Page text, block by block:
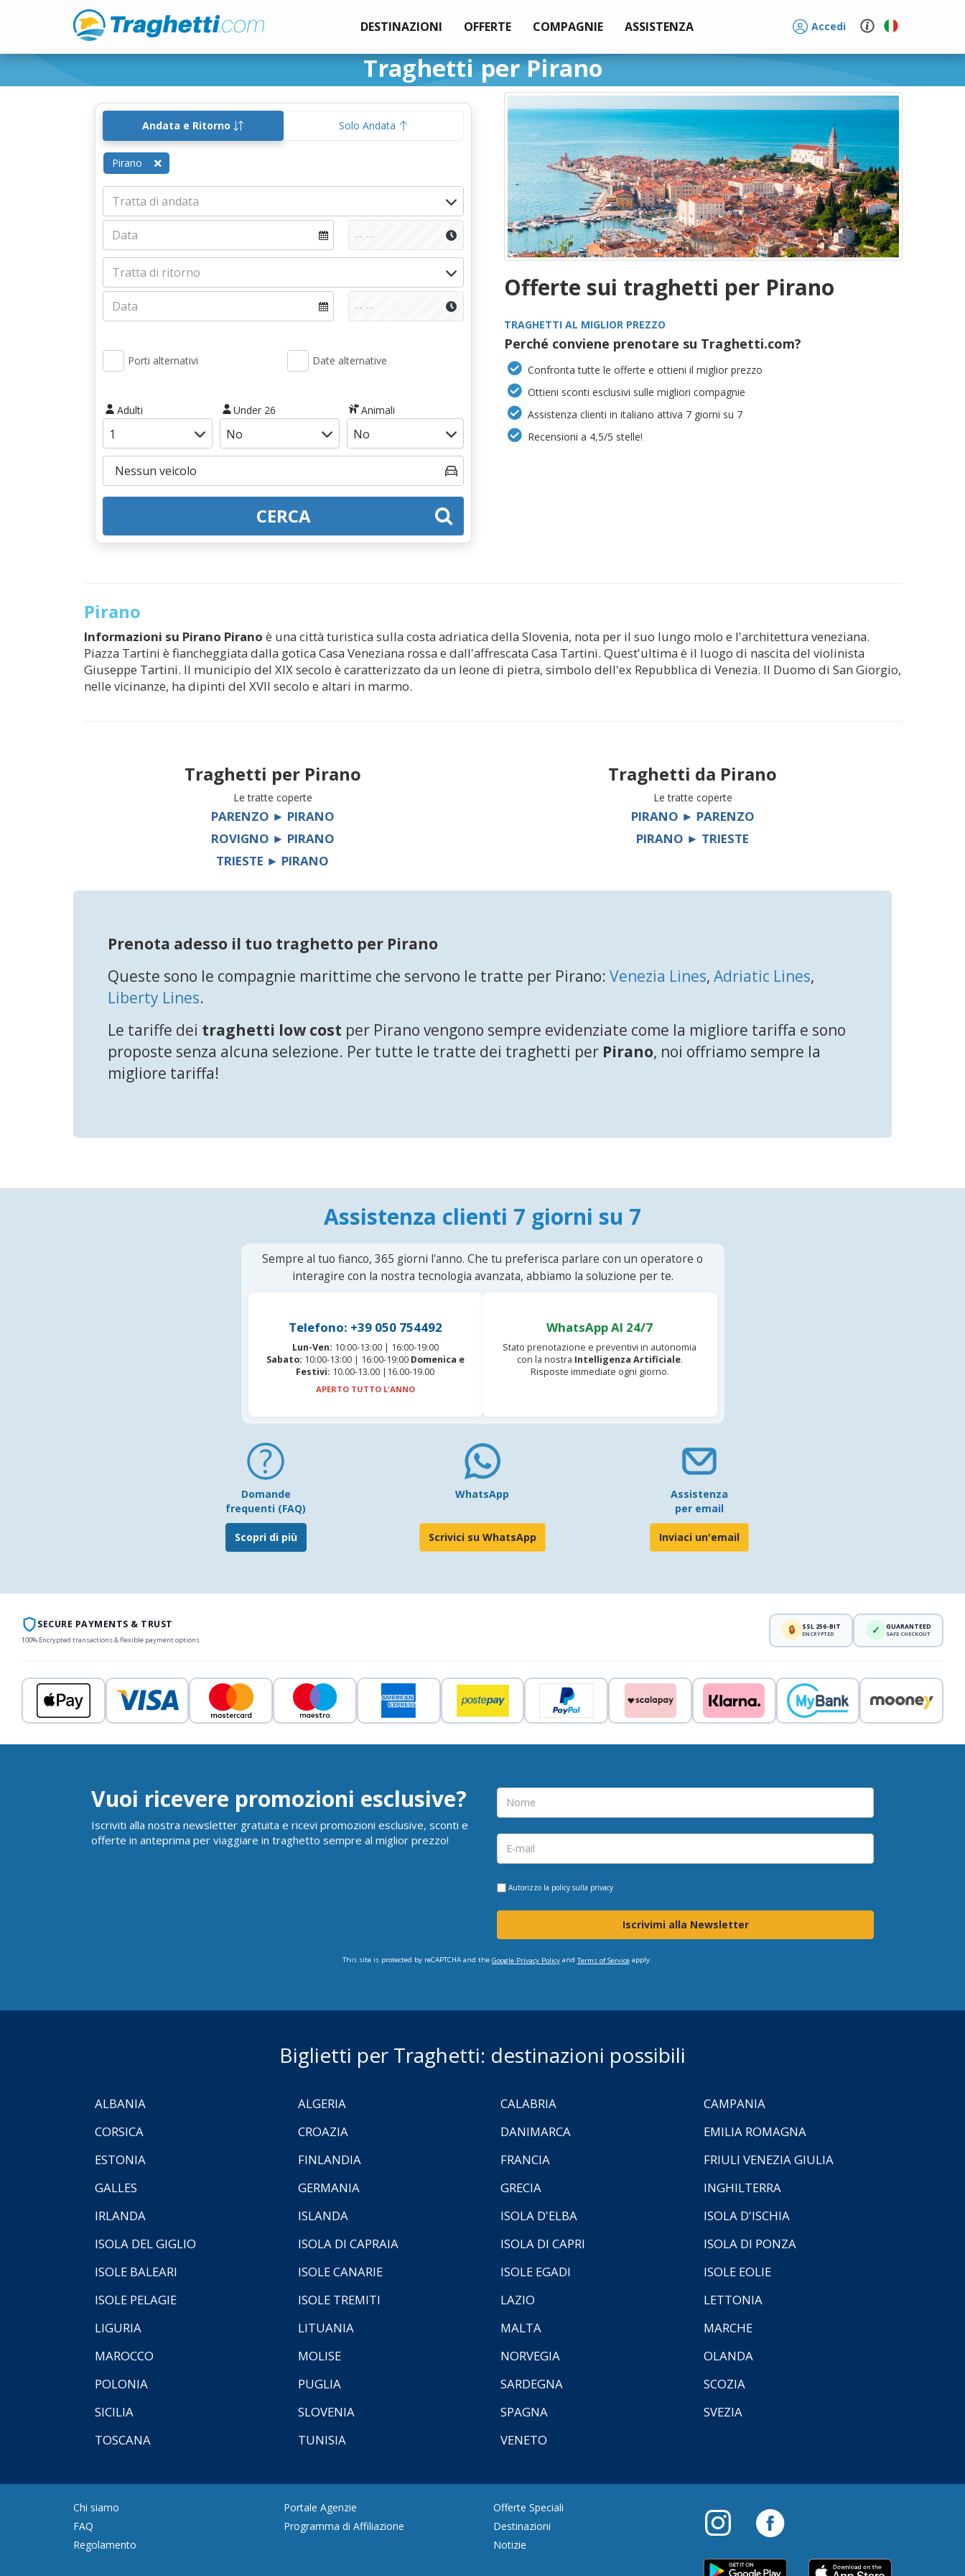
DESTINAZIONI OFFERTE COMPAGNIE ASSISTENZA Accedi
Traghetti per Pirano
Andata e Ritorno Solo Andata
Pirano
Porti alternativi Date alternative
Adulti Under 26 Animali
CERCA
Offerte sui traghetti per Pirano
TRAGHETTI AL MIGLIOR PREZZO
Perché conviene prenotare su Traghetti.com?
Confronta tutte le offerte e ottieni il miglior prezzo
Ottieni sconti esclusivi sulle migliori compagnie
Assistenza clienti in italiano attiva 7 giorni su 7
Recensioni a 4,5/5 stelle!
Pirano
Informazioni su Pirano Pirano è una città turistica sulla costa adriatica della Slovenia, nota per il suo lungo molo e l'architettura veneziana.
Piazza Tartini è fiancheggiata dalla gotica Casa Veneziana rossa e dall'affrescata Casa Tartini. Quest'ultima è il luogo di nascita del violinista
Giuseppe Tartini. Il municipio del XIX secolo è caratterizzato da un leone di pietra, simbolo dell'ex Repubblica di Venezia. Il Duomo di San Giorgio,
nelle vicinanze, ha dipinti del XVII secolo e altari in marmo.
Traghetti per Pirano
Le tratte coperte
PARENZO ► PIRANO
ROVIGNO ► PIRANO
TRIESTE ► PIRANO
Traghetti da Pirano
Le tratte coperte
PIRANO ► PARENZO
PIRANO ► TRIESTE
Prenota adesso il tuo traghetto per Pirano
Queste sono le compagnie marittime che servono le tratte per Pirano: Venezia Lines, Adriatic Lines,
Liberty Lines.
Le tariffe dei traghetti low cost per Pirano vengono sempre evidenziate come la migliore tariffa e sono
proposte senza alcuna selezione. Per tutte le tratte dei traghetti per Pirano, noi offriamo sempre la
migliore tariffa!
Assistenza clienti 7 giorni su 7
Sempre al tuo fianco, 365 giorni l'anno. Che tu preferisca parlare con un operatore o
interagire con la nostra tecnologia avanzata, abbiamo la soluzione per te.
Telefono: +39 050 754492
Lun-Ven: 10:00-13:00 | 16:00-19:00
Sabato: 10:00-13:00 | 16:00-19:00 Domenica e
Festivi: 10.00-13.00 |16.00-19.00
APERTO TUTTO L'ANNO
WhatsApp AI 24/7
Stato prenotazione e preventivi in autonomia
con la nostra Intelligenza Artificiale.
Risposte immediate ogni giorno.
Domande
frequenti (FAQ)
Scopri di più
WhatsApp
Scrivici su WhatsApp
Assistenza
per email
Inviaci un'email
SECURE PAYMENTS & TRUST
100% Encrypted transactions & flexible payment options
🔒 SSL 256-BIT
ENCRYPTED ✓ GUARANTEED
SAFE CHECKOUT
Vuoi ricevere promozioni esclusive?
Iscriviti alla nostra newsletter gratuita e ricevi promozioni esclusive, sconti e
offerte in anteprima per viaggiare in traghetto sempre al miglior prezzo!
Autorizzo la policy sulla privacy
Iscrivimi alla Newsletter
This site is protected by reCAPTCHA and the Google Privacy Policyand Terms of Serviceapply.
Biglietti per Traghetti: destinazioni possibili
ALBANIA ALGERIA CALABRIA
CAMPANIA
CORSICA
CROAZIA DANIMARCA
EMILIA ROMAGNA
ESTONIA
FINLANDIA FRANCIA
FRIULI VENEZIA GIULIA
GALLES
GERMANIA GRECIA
INGHILTERRA
IRLANDA
ISLANDA ISOLA D'ELBA
ISOLA D'ISCHIA
ISOLA DEL GIGLIO
ISOLA DI CAPRAIA ISOLA DI CAPRI
ISOLA DI PONZA
ISOLE BALEARI
ISOLE CANARIE ISOLE EGADI
ISOLE EOLIE
ISOLE PELAGIE
ISOLE TREMITI LAZIO
LETTONIA
LIGURIA
LITUANIA MALTA
MARCHE
MAROCCO
MOLISE NORVEGIA
OLANDA
POLONIA
PUGLIA SARDEGNA
SCOZIA
SICILIA
SLOVENIA SPAGNA
SVEZIA
TOSCANA
TUNISIA VENETO
Chi siamo
FAQ
Regolamento
Portale Agenzie
Programma di Affiliazione
Offerte Speciali
Destinazioni
Notizie